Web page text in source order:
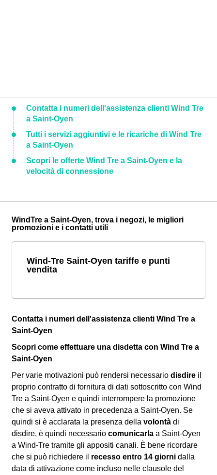
Contatta i numeri dell'assistenza clienti Wind Tre
a Saint-Oyen
Tutti i servizi aggiuntivi e le ricariche di Wind Tre
a Saint-Oyen
Scopri le offerte Wind Tre a Saint-Oyen e la
velocità di connessione
WindTre a Saint-Oyen, trova i negozi, le migliori
promozioni e i contatti utili
Wind-Tre Saint-Oyen tariffe e punti
vendita
Contatta i numeri dell'assistenza clienti Wind Tre a
Saint-Oyen
Scopri come effettuare una disdetta con Wind Tre a
Saint-Oyen
Per varie motivazioni può rendersi necessario disdire il
proprio contratto di fornitura di dati sottoscritto con Wind
Tre a Saint-Oyen e quindi interrompere la promozione
che si aveva attivato in precedenza a Saint-Oyen. Se
quindi si è acclarata la presenza della volontà di
disdire, è quindi necessario comunicarla a Saint-Oyen
a Wind-Tre tramite gli appositi canali. È bene ricordare
che si può richiedere il recesso entro 14 giorni dalla
data di attivazione come incluso nelle clausole del